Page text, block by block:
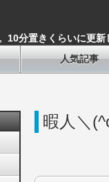
10分置きくらいに更新
人気記事
暇人＼